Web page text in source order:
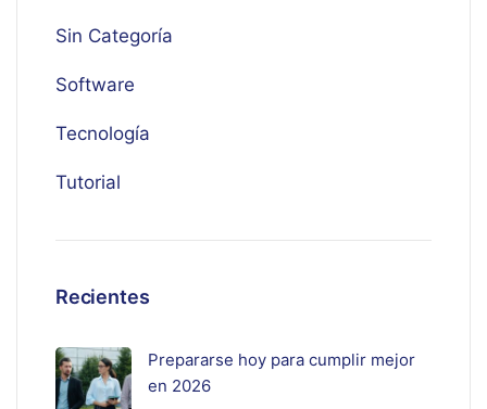
Sin Categoría
Software
Tecnología
Tutorial
Recientes
Prepararse hoy para cumplir mejor
en 2026